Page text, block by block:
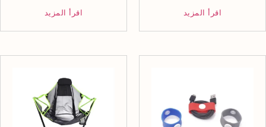
اقرأ المزيد اقرأ المزيد